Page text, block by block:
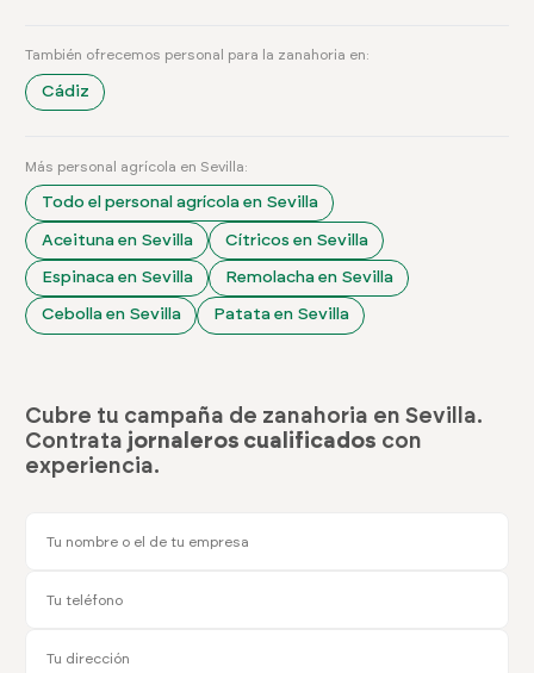
También ofrecemos personal para la zanahoria en:
Cádiz
Más personal agrícola en Sevilla:
Todo el personal agrícola en Sevilla
Aceituna en Sevilla Cítricos en Sevilla
Espinaca en Sevilla Remolacha en Sevilla
Cebolla en Sevilla Patata en Sevilla
Cubre tu campaña de zanahoria en Sevilla.
Contrata jornaleros cualificados con
experiencia.